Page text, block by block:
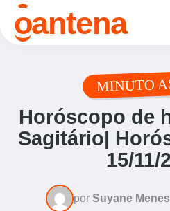
oantena
MINUTO
Horóscopo de
Sagitário|
15/11/
por Suyane